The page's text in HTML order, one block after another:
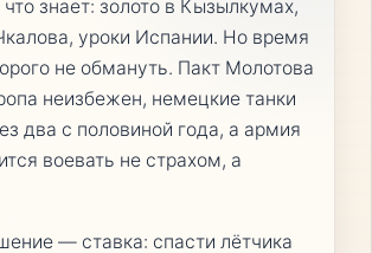
что знает: золото в Кызылкумах,
уроки Испании. Но время
не обмануть. Пакт Молотова
неизбежен, немецкие танки
два с половиной года, а армия
воевать не страхом, а
— ставка: спасти лётчика